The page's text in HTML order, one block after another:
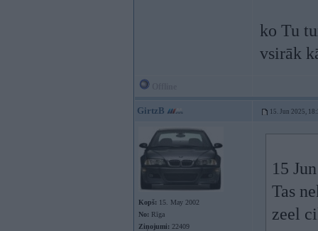
ko Tu
vsirāk
GirtzB 15. Jun 2025,
Kopš: 15. May 2002
No: Rīga
Ziņojumi: 22409
15
Tas
zeel